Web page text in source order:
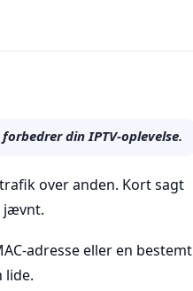
din IPTV-oplevelse.
over anden. Kort sagt
jævnt.
adresse eller en bestemt
lide.